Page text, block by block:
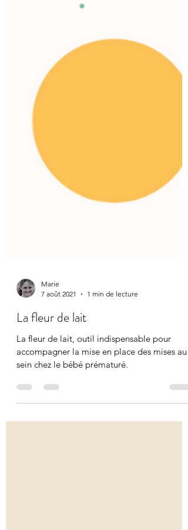
7 août 2021
La fleur de lait
La fleur de lait, outil indispensable pour
sein chez le bébé prématuré.